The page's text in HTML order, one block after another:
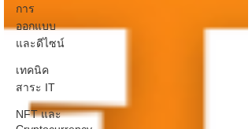
การ
ออกแบบ
และดีไซน์
เทคนิค
สาระ IT
NFT และ